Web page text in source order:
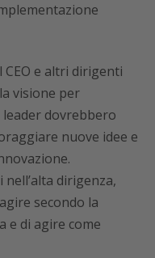
CEO e altri dirigenti
visione per
leader dovrebbero
nuove idee e
dirigenza,
secondo la
e di agire come